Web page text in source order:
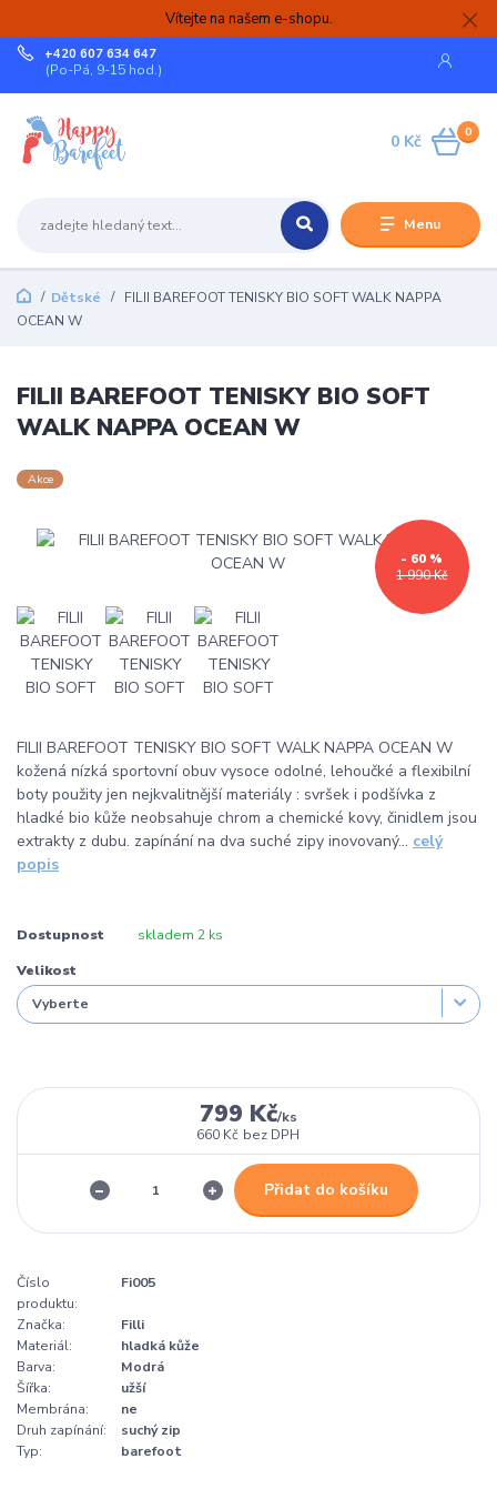
Vítejte na našem e-shopu.
Menu
+420 607 634 647
(Po-Pá, 9-15 hod.)
0
0 Kč
Dětské
FILII BAREFOOT TENISKY BIO SOFT WALK NAPPA
OCEAN W
FILII BAREFOOT TENISKY BIO SOFT
WALK NAPPA OCEAN W
Akce
1 990 Kč
- 60 %
FILII BAREFOOT TENISKY BIO SOFT WALK NAPPA OCEAN W
kožená nízká sportovní obuv vysoce odolné, lehoučké a flexibilní
boty použity jen nejkvalitnější materiály : svršek i podšívka z
hladké bio kůže neobsahuje chrom a chemické kovy, činidlem jsou
extrakty z dubu. zapínání na dva suché zipy inovovaný... celý
popis
Dostupnost skladem 2 ks
Velikost
799 Kč/ks
660 Kč bez DPH
Přidat do košíku
Číslo
produktu:
Fi005
Značka:
Filli
Materiál:
hladká kůže
Barva:
Modrá
Šířka:
užší
Membrána:
ne
Druh zapínání:
suchý zip
Typ:
barefoot